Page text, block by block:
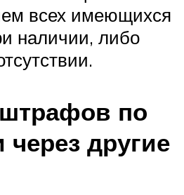
всех имеющихся
наличии, либо
по
другие